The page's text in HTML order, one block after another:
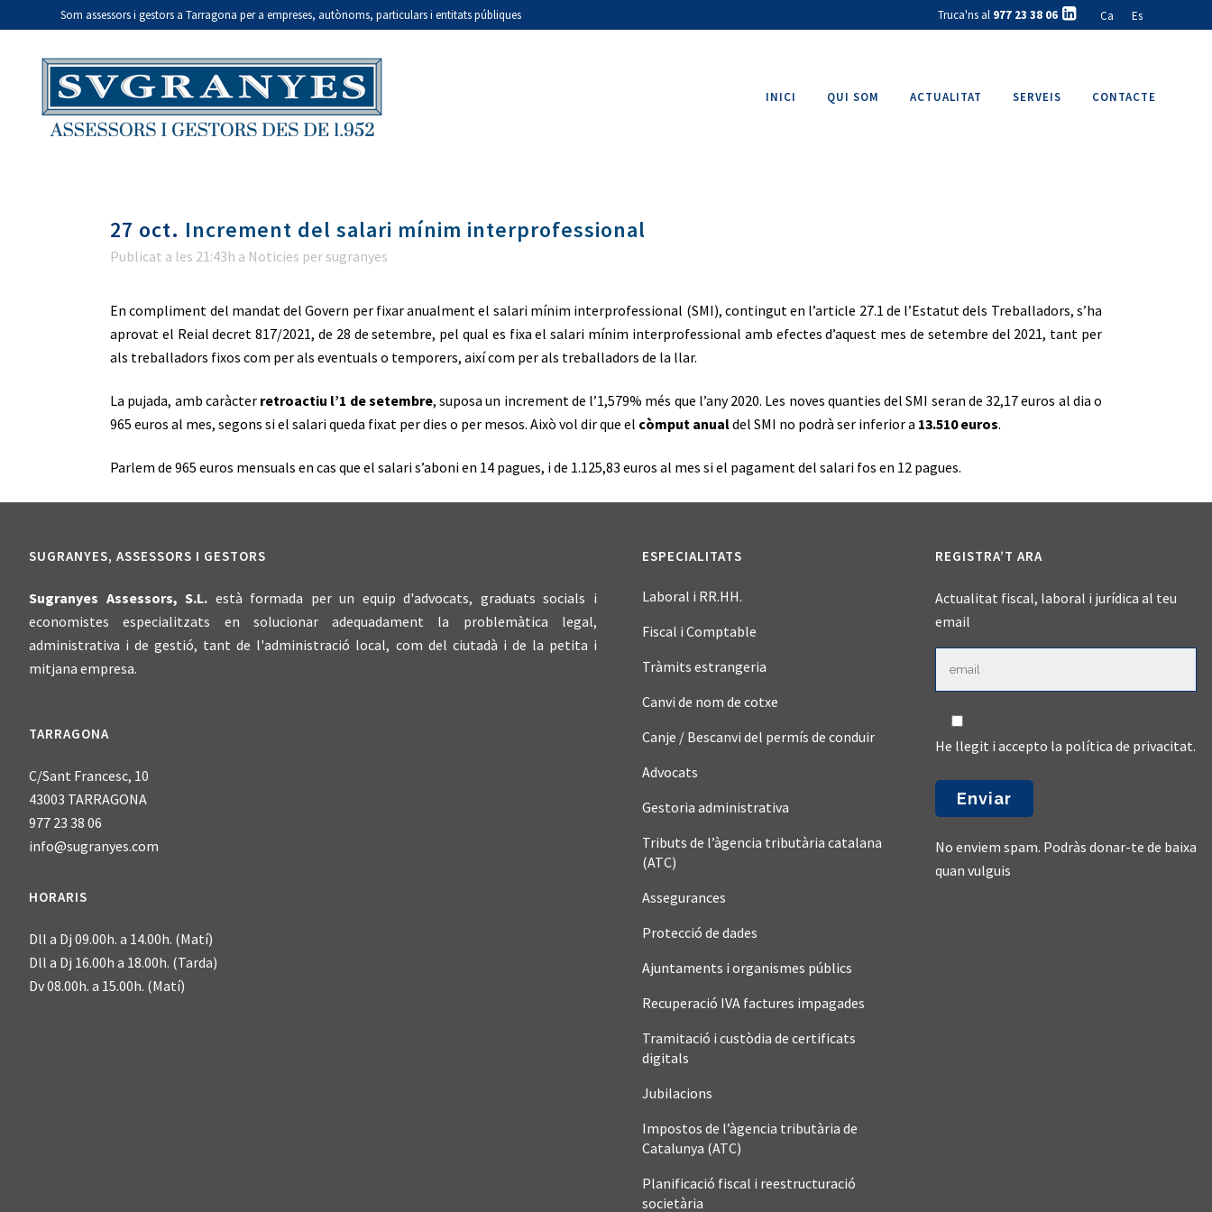
Som assessors i gestors a Tarragona per a empreses, autònoms, particulars i entitats públiques Truca'ns al 977 23 38 06 Ca Es
INICI QUI SOM ACTUALITAT SERVEIS CONTACTE
27 oct. Increment del salari mínim interprofessional
Publicat a les 21:43h a Noticies persugranyes
En compliment del mandat del Govern per fixar anualment el salari mínim interprofessional (SMI), contingut en l’article 27.1 de l’Estatut dels Treballadors, s’ha
aprovat el Reial decret 817/2021, de 28 de setembre, pel qual es fixa el salari mínim interprofessional amb efectes d’aquest mes de setembre del 2021, tant per
als treballadors fixos com per als eventuals o temporers, així com per als treballadors de la llar.
La pujada, amb caràcter retroactiu l’1 de setembre, suposa un increment de l’1,579% més que l’any 2020. Les noves quanties del SMI seran de 32,17 euros al dia o
965 euros al mes, segons si el salari queda fixat per dies o per mesos. Això vol dir que el còmput anualdel SMI no podrà ser inferior a 13.510 euros.
Parlem de 965 euros mensuals en cas que el salari s’aboni en 14 pagues, i de 1.125,83 euros al mes si el pagament del salari fos en 12 pagues.
SUGRANYES, ASSESSORS I GESTORS
Sugranyes Assessors, S.L. està formada per un equip d'advocats, graduats socials i
economistes especialitzats en solucionar adequadament la problemàtica legal,
administrativa i de gestió, tant de l'administració local, com del ciutadà i de la petita i
mitjana empresa.
TARRAGONA
C/Sant Francesc, 10
43003 TARRAGONA
977 23 38 06
info@sugranyes.com
HORARIS
Dll a Dj 09.00h. a 14.00h. (Matí)
Dll a Dj 16.00h a 18.00h. (Tarda)
Dv 08.00h. a 15.00h. (Matí)
ESPECIALITATS
Laboral i RR.HH.
Fiscal i Comptable
Tràmits estrangeria
Canvi de nom de cotxe
Canje / Bescanvi del permís de conduir
Advocats
Gestoria administrativa
Tributs de l’àgencia tributària catalana
(ATC)
Assegurances
Protecció de dades
Ajuntaments i organismes públics
Recuperació IVA factures impagades
Tramitació i custòdia de certificats
digitals
Jubilacions
Impostos de l’àgencia tributària de
Catalunya (ATC)
Planificació fiscal i reestructuració
societària
REGISTRA’T ARA
Actualitat fiscal, laboral i jurídica al teu
email
He llegit i accepto la política de privacitat.
No enviem spam. Podràs donar-te de baixa
quan vulguis